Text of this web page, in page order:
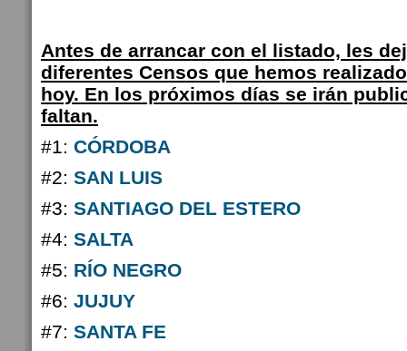
Antes de arrancar con el listado, les
diferentes Censos que hemos
hoy. En los próximos días se irán
faltan.
#1: CÓRDOBA
#2: SAN LUIS
#3: SANTIAGO DEL ESTERO
#4: SALTA
#5: RÍO NEGRO
#6: JUJUY
#7: SANTA FE